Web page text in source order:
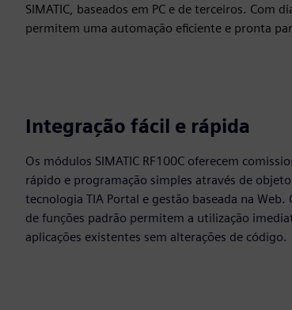
SIMATIC, baseados em PC e de terceiros.
permitem uma automação eficiente e pronta
Integração fácil e rápida
Os módulos SIMATIC RF100C oferecem
rápido e programação simples através de
tecnologia TIA Portal e gestão baseada na Web.
de funções padrão permitem a utilização
aplicações existentes sem alterações de código.